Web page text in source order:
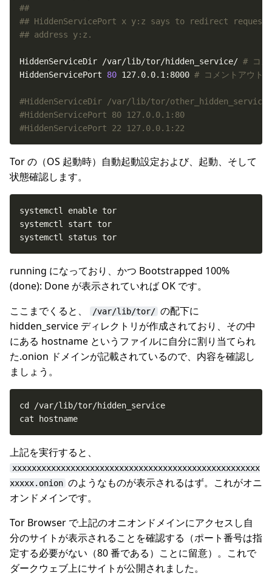
##
## HiddenServicePort x y:z says to redirect
## address y:z.
HiddenServiceDir /var/lib/tor/hidden_service/ # コメ
HiddenServicePort 80 127.0.0.1:8000 # コメントアウト
#HiddenServiceDir /var/lib/tor/other_hidden_service/
#HiddenServicePort 80 127.0.0.1:80
#HiddenServicePort 22 127.0.0.1:22
Tor の（OS 起動時）自動起動設定および、起動、そして
状態確認します。
systemctl status tor
running になっており、かつ Bootstrapped 100%
(done): Done が表示されていれば OK です。
ここまでくると、
/var/lib/tor/ の配下に
hidden_service ディレクトリが作成されており、その中
にある hostname というファイルに自分に割り当てられ
た.onion ドメインが記載されているので、内容を確認し
ましょう。
cat hostname
上記を実行すると、
xxxxxxxxxxxxxxxxxxxxxxxxxxxxxxxxxxxxxxxxxxxxxxxxxxx
xxxxx.onion のようなものが表示されるはず。これがオニ
オンドメインです。
Tor Browser で上記のオニオンドメインにアクセスし自
分のサイトが表示されることを確認する（ポート番号は指
定する必要がない（80 番である）ことに留意）。これで
ダークウェブ上にサイトが公開されました。